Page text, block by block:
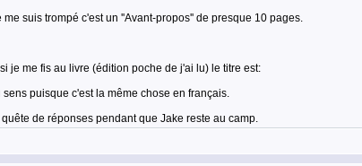
suis trompé c'est un ''Avant-propos'' de presque 10 pages.
je me fis au livre (édition poche de j'ai lu) le titre est:
puisque c'est la même chose en français.
de réponses pendant que Jake reste au camp.